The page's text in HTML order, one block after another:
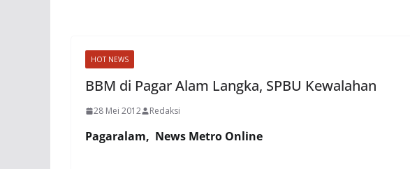
HOT NEWS
BBM di Pagar Alam Langka, SPBU Kewalahan
28 Mei 2012 Redaksi
Pagaralam, News Metro Online